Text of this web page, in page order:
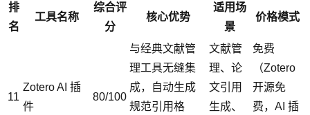
排
名
工具名称
综合评
分
核心优势
适用场
景
价格模式
11
Zotero AI 插
件
80/100
与经典文献管
理工具无缝集
成，自动生成
规范引用格
文献管
理、论
文引用
生成、
免费
（Zotero
开源免
费，AI 插